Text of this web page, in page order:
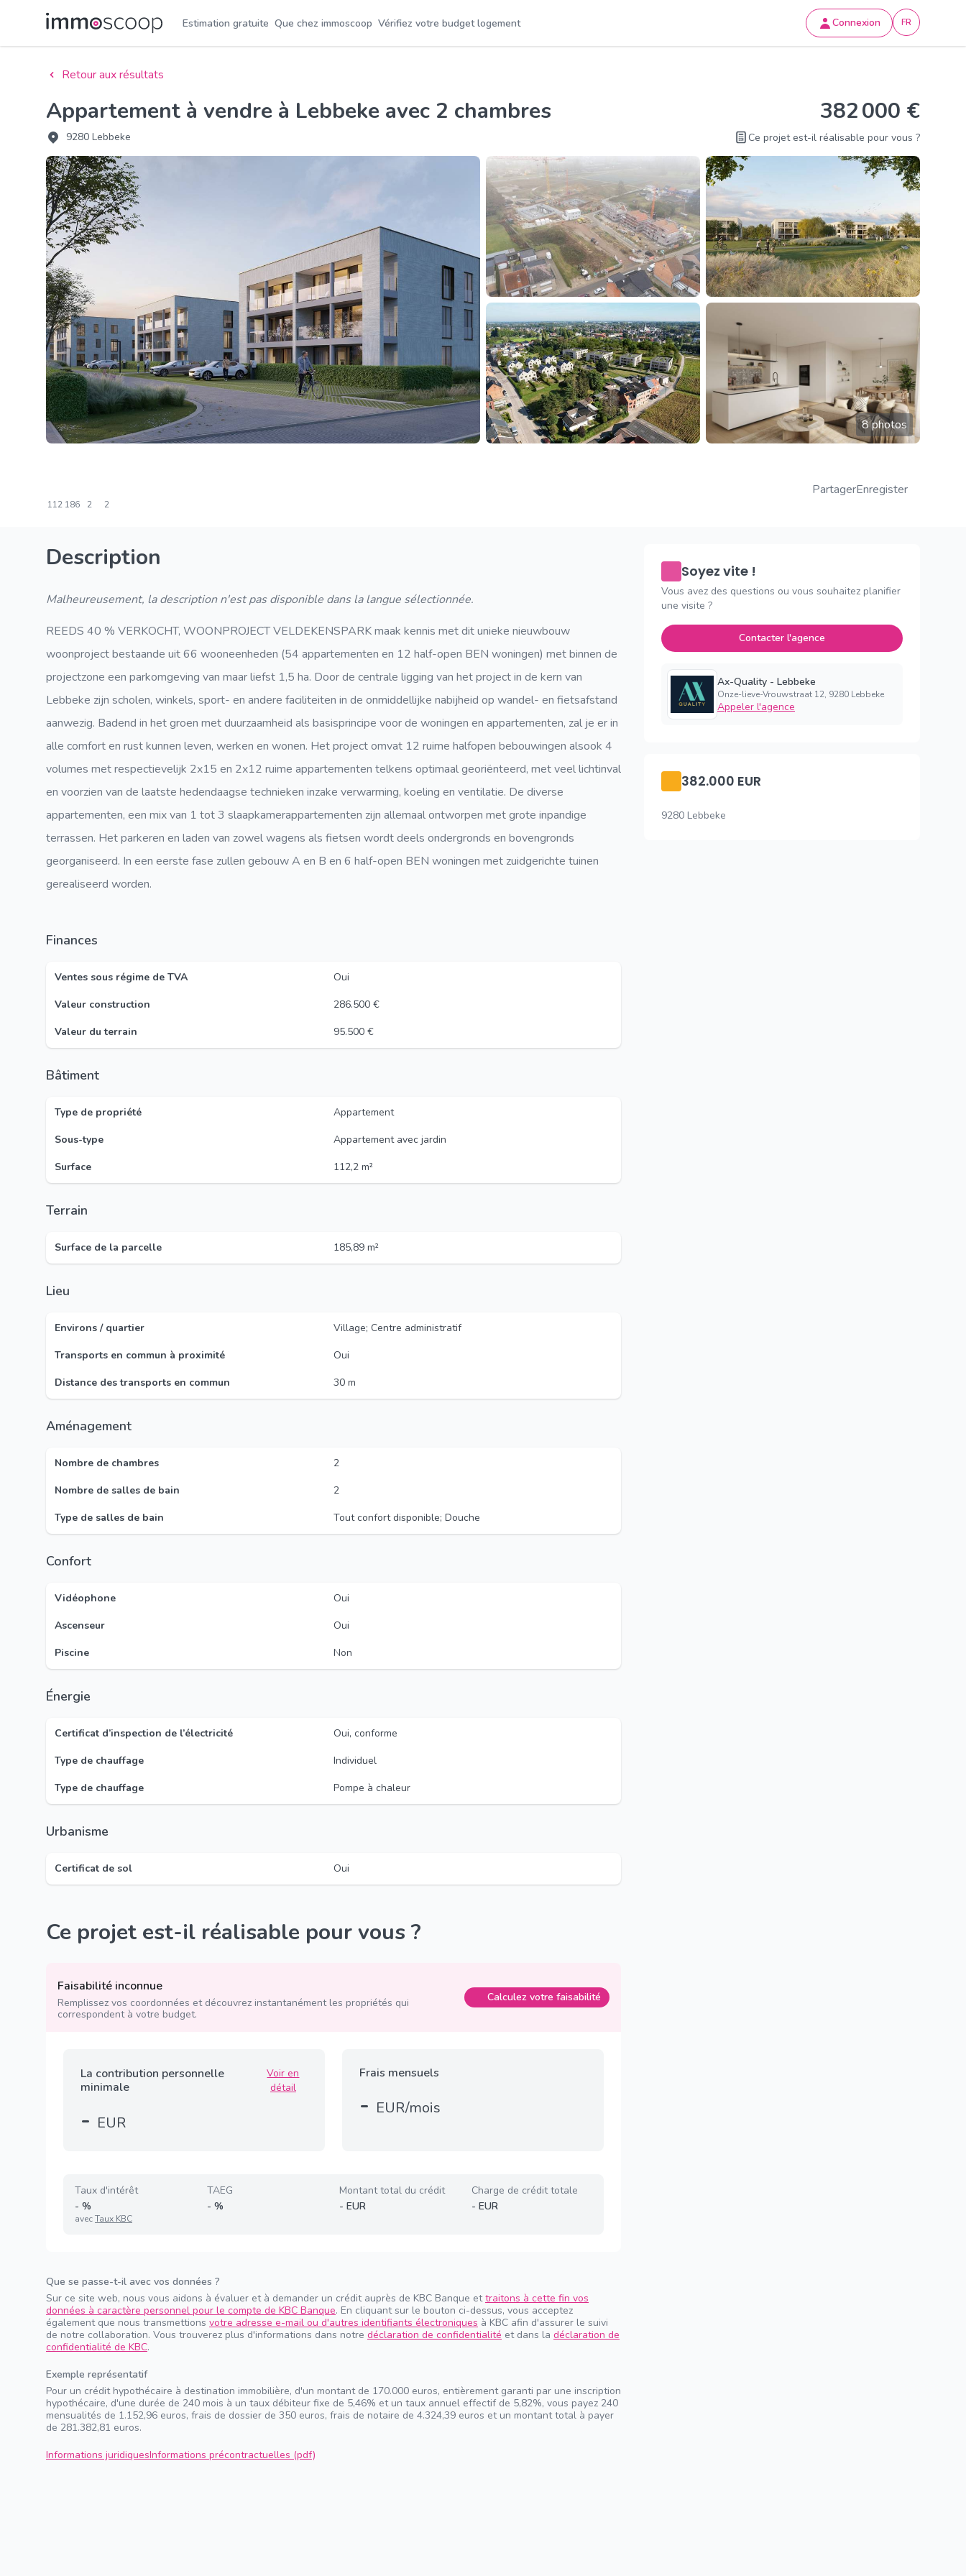
Estimation gratuite Que chez immoscoop Vérifiez votre budget logement Connexion FR
Retour aux résultats
Appartement à vendre à Lebbeke avec 2 chambres
9280 Lebbeke
382 000 €
Ce projet est-il réalisable pour vous ?
8 photos
112 186 2 2
PartagerEnregister
Description
Malheureusement, la description n'est pas disponible dans la langue sélectionnée.
REEDS 40 % VERKOCHT, WOONPROJECT VELDEKENSPARK maak kennis met dit unieke nieuwbouw
woonproject bestaande uit 66 wooneenheden (54 appartementen en 12 half-open BEN woningen) met binnen de
projectzone een parkomgeving van maar liefst 1,5 ha. Door de centrale ligging van het project in de kern van
Lebbeke zijn scholen, winkels, sport- en andere faciliteiten in de onmiddellijke nabijheid op wandel- en fietsafstand
aanwezig. Badend in het groen met duurzaamheid als basisprincipe voor de woningen en appartementen, zal je er in
alle comfort en rust kunnen leven, werken en wonen. Het project omvat 12 ruime halfopen bebouwingen alsook 4
volumes met respectievelijk 2x15 en 2x12 ruime appartementen telkens optimaal georiënteerd, met veel lichtinval
en voorzien van de laatste hedendaagse technieken inzake verwarming, koeling en ventilatie. De diverse
appartementen, een mix van 1 tot 3 slaapkamerappartementen zijn allemaal ontworpen met grote inpandige
terrassen. Het parkeren en laden van zowel wagens als fietsen wordt deels ondergronds en bovengronds
georganiseerd. In een eerste fase zullen gebouw A en B en 6 half-open BEN woningen met zuidgerichte tuinen
gerealiseerd worden.
Finances
Ventes sous régime de TVA
Oui
Valeur construction
286.500 €
Valeur du terrain
95.500 €
Bâtiment
Type de propriété
Appartement
Sous-type
Appartement avec jardin
Surface
112,2 m²
Terrain
Surface de la parcelle 185,89 m²
Lieu
Environs / quartier
Village; Centre administratif
Transports en commun à proximité
Oui
Distance des transports en commun
30 m
Aménagement
Nombre de chambres
2
Nombre de salles de bain
2
Type de salles de bain
Tout confort disponible; Douche
Confort
Vidéophone
Oui
Ascenseur
Oui
Piscine
Non
Énergie
Certificat d’inspection de l’électricité
Oui, conforme
Type de chauffage
Individuel
Type de chauffage
Pompe à chaleur
Urbanisme
Certificat de sol Oui
Ce projet est-il réalisable pour vous ?
Faisabilité inconnue
Remplissez vos coordonnées et découvrez instantanément les propriétés qui
correspondent à votre budget.
Calculez votre faisabilité
La contribution personnelle
minimale
Voir en
détail
- EUR
Frais mensuels
- EUR/mois
Taux d'intérêt
- %
avecTaux KBC
TAEG
- %
Montant total du crédit
- EUR
Charge de crédit totale
- EUR
Que se passe-t-il avec vos données ?
Sur ce site web, nous vous aidons à évaluer et à demander un crédit auprès de KBC Banque ettraitons à cette fin vos
données à caractère personnel pour le compte de KBC Banque. En cliquant sur le bouton ci-dessus, vous acceptez
également que nous transmettions votre adresse e-mail ou d'autres identifiants électroniques à KBC afin d'assurer le suivi
de notre collaboration. Vous trouverez plus d'informations dans notre déclaration de confidentialité et dans la déclaration de
confidentialité de KBC.
Exemple représentatif
Pour un crédit hypothécaire à destination immobilière, d'un montant de 170.000 euros, entièrement garanti par une inscription
hypothécaire, d'une durée de 240 mois à un taux débiteur fixe de 5,46% et un taux annuel effectif de 5,82%, vous payez 240
mensualités de 1.152,96 euros, frais de dossier de 350 euros, frais de notaire de 4.324,39 euros et un montant total à payer
de 281.382,81 euros.
Informations juridiquesInformations précontractuelles (pdf)
Soyez vite !
Vous avez des questions ou vous souhaitez planifier
une visite ?
Contacter l'agence
Ax-Quality - Lebbeke
Onze-lieve-Vrouwstraat 12, 9280 Lebbeke
Appeler l'agence
382.000 EUR
9280 Lebbeke